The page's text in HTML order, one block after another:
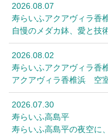
2026.08.07
寿らいふアクアヴィラ香
自慢のメダカ鉢、愛と技
2026.08.02
寿らいふアクアヴィラ香
アクアヴィラ香椎浜 空
2026.07.30
寿らいふ高島平
寿らいふ高島平の夜空に